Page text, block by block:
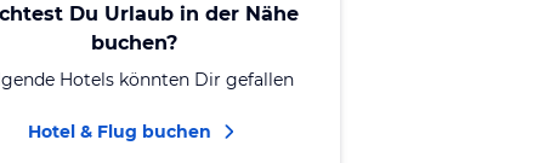
Du Urlaub in der Nähe
buchen?
Hotels könnten Dir gefallen
Hotel & Flug buchen